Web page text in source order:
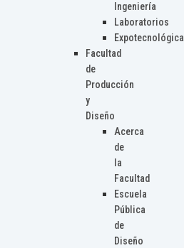
Ingeniería
Laboratorios
Expotecnológica
Facultad
de
Producción
y
Diseño
Acerca
de
la
Facultad
Escuela
Pública
de
Diseño